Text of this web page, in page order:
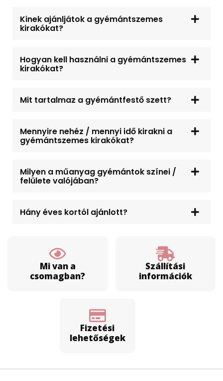
Kinek ajánljátok a gyémántszemes
kirakókat?
Hogyan kell használni a gyémántszemes
kirakókat?
Mit tartalmaz a gyémántfestő szett?
Mennyire nehéz / mennyi idő kirakni a
gyémántszemes kirakókat?
Milyen a műanyag gyémántok színei /
felülete valójában?
Hány éves kortól ajánlott?
Mi van a
csomagban?
Szállítási
információk
Fizetési
lehetőségek